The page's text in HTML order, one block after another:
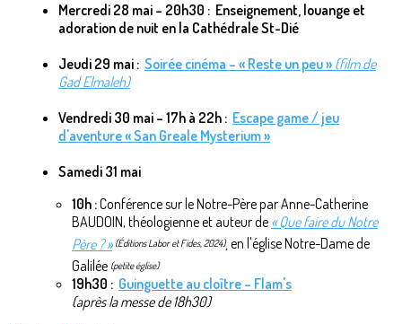
Mercredi 28 mai – 20h30 : Enseignement, louange et
adoration de nuit en la Cathédrale St-Dié
Jeudi 29 mai : Soirée cinéma – « Reste un peu » (film de
Gad Elmaleh)
Vendredi 30 mai – 17h à 22h : Escape game / jeu
d'aventure « San Greale Mysterium »
Samedi 31 mai
10h :Conférence sur le Notre-Père par Anne-Catherine
BAUDOIN, théologienne et auteur de « Que faire du Notre
Père ? » (Éditions Labor et Fides, 2024), en l'église Notre-Dame de
Galilée (petite église)
19h30 : Guinguette au cloître – Flam's
(après la messe de 18h30)